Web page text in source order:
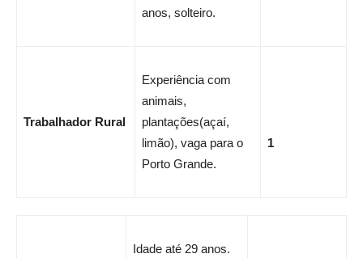
anos, solteiro.
Trabalhador Rural
Experiência com
animais,
plantações(açaí,
limão), vaga para o
Porto Grande.
1
Idade até 29 anos.